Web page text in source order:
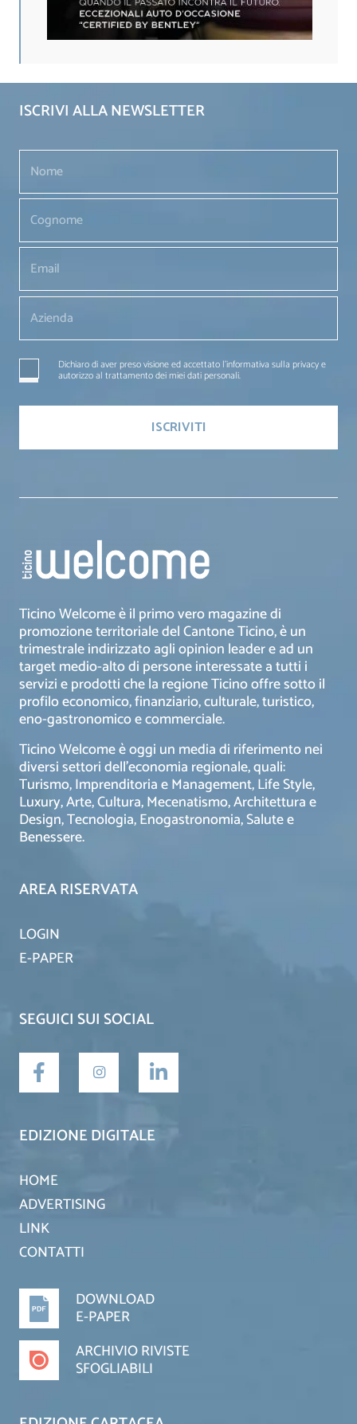
ISCRIVI ALLA NEWSLETTER
Dichiaro di aver preso visione ed accettato l'informativa sulla privacy e
autorizzo al trattamento dei miei dati personali.
Ticino Welcome è il primo vero magazine di
promozione territoriale del Cantone Ticino, è un
trimestrale indirizzato agli opinion leader e ad un
target medio-alto di persone interessate a tutti i
servizi e prodotti che la regione Ticino offre sotto il
profilo economico, finanziario, culturale, turistico,
eno-gastronomico e commerciale.
Ticino Welcome è oggi un media di riferimento nei
diversi settori dell’economia regionale, quali:
Turismo, Imprenditoria e Management, Life Style,
Luxury, Arte, Cultura, Mecenatismo, Architettura e
Design, Tecnologia, Enogastronomia, Salute e
Benessere.
AREA RISERVATA
LOGIN
E-PAPER
SEGUICI SUI SOCIAL
EDIZIONE DIGITALE
HOME
ADVERTISING
LINK
CONTATTI
DOWNLOAD
E-PAPER
ARCHIVIO RIVISTE
SFOGLIABILI